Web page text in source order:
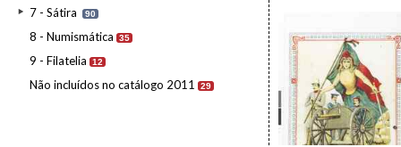
7 - Sátira 90
8 - Numismática 35
9 - Filatelia 12
Não incluídos no catálogo 2011 29